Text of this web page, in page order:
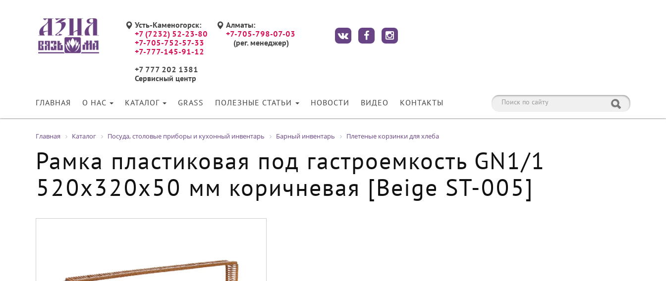
Усть-Каменогорск:
+7 (7232) 52-23-80
+7-705-752-57-33
+7-777-145-91-12
+7 777 202 1381
Сервисный центр
Алматы:
+7-705-798-07-03
(рег. менеджер)
ГЛАВНАЯ О НАС КАТАЛОГ GRASS ПОЛЕЗНЫЕ СТАТЬИ НОВОСТИ ВИДЕО КОНТАКТЫ
Главная Каталог Посуда, столовые приборы и кухонный инвентарь Барный инвентарь Плетеные корзинки для хлеба
Рамка пластиковая под гастроемкость GN1/1
520х320х50 мм коричневая [Beige ST-005]